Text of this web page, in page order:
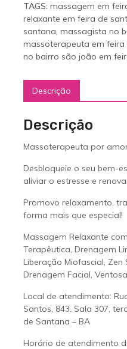
TAGS: massagem em
relaxante em feira de
santana, massagista no
massoterapeuta em feira
no bairro são joão em
Descrição
Descrição
Massoterapeuta por
Desbloqueie o seu bem-
aliviar o estresse e
Promovo relaxamento,
forma mais que especial!
Massagem Relaxante
Terapêutica, Drenagem
Liberação Miofascial, Zen
Drenagem Facial,
Local de atendimento:
Santos, 843. Sala 307,
de Santana – BA
Horário de atendimento